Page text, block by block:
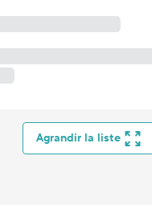
Agrandir la liste